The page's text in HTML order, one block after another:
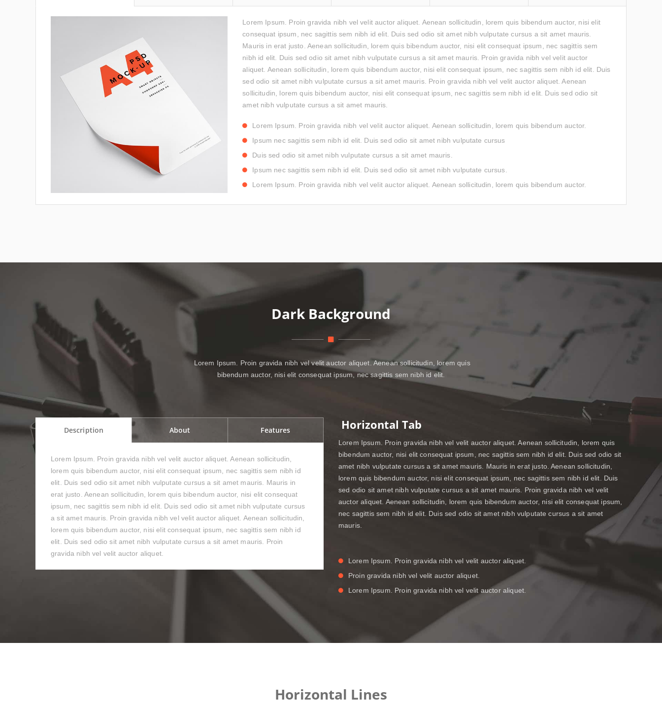
Lorem Ipsum. Proin gravida nibh vel velit auctor aliquet. Aenean sollicitudin, lorem quis bibendum auctor, nisi elit
consequat ipsum, nec sagittis sem nibh id elit. Duis sed odio sit amet nibh vulputate cursus a sit amet mauris.
Mauris in erat justo. Aenean sollicitudin, lorem quis bibendum auctor, nisi elit consequat ipsum, nec sagittis sem
nibh id elit. Duis sed odio sit amet nibh vulputate cursus a sit amet mauris. Proin gravida nibh vel velit auctor
aliquet. Aenean sollicitudin, lorem quis bibendum auctor, nisi elit consequat ipsum, nec sagittis sem nibh id elit. Duis
sed odio sit amet nibh vulputate cursus a sit amet mauris. Proin gravida nibh vel velit auctor aliquet. Aenean
sollicitudin, lorem quis bibendum auctor, nisi elit consequat ipsum, nec sagittis sem nibh id elit. Duis sed odio sit
amet nibh vulputate cursus a sit amet mauris.
Lorem Ipsum. Proin gravida nibh vel velit auctor aliquet. Aenean sollicitudin, lorem quis bibendum auctor.
Ipsum nec sagittis sem nibh id elit. Duis sed odio sit amet nibh vulputate cursus
Duis sed odio sit amet nibh vulputate cursus a sit amet mauris.
Ipsum nec sagittis sem nibh id elit. Duis sed odio sit amet nibh vulputate cursus.
Lorem Ipsum. Proin gravida nibh vel velit auctor aliquet. Aenean sollicitudin, lorem quis bibendum auctor.
Dark Background
Lorem Ipsum. Proin gravida nibh vel velit auctor aliquet. Aenean sollicitudin, lorem quis
bibendum auctor, nisi elit consequat ipsum, nec sagittis sem nibh id elit.
Description About Features
Lorem Ipsum. Proin gravida nibh vel velit auctor aliquet. Aenean sollicitudin,
lorem quis bibendum auctor, nisi elit consequat ipsum, nec sagittis sem nibh id
elit. Duis sed odio sit amet nibh vulputate cursus a sit amet mauris. Mauris in
erat justo. Aenean sollicitudin, lorem quis bibendum auctor, nisi elit consequat
ipsum, nec sagittis sem nibh id elit. Duis sed odio sit amet nibh vulputate cursus
a sit amet mauris. Proin gravida nibh vel velit auctor aliquet. Aenean sollicitudin,
lorem quis bibendum auctor, nisi elit consequat ipsum, nec sagittis sem nibh id
elit. Duis sed odio sit amet nibh vulputate cursus a sit amet mauris. Proin
gravida nibh vel velit auctor aliquet.
Horizontal Tab
Lorem Ipsum. Proin gravida nibh vel velit auctor aliquet. Aenean sollicitudin, lorem quis
bibendum auctor, nisi elit consequat ipsum, nec sagittis sem nibh id elit. Duis sed odio sit
amet nibh vulputate cursus a sit amet mauris. Mauris in erat justo. Aenean sollicitudin,
lorem quis bibendum auctor, nisi elit consequat ipsum, nec sagittis sem nibh id elit. Duis
sed odio sit amet nibh vulputate cursus a sit amet mauris. Proin gravida nibh vel velit
auctor aliquet. Aenean sollicitudin, lorem quis bibendum auctor, nisi elit consequat ipsum,
nec sagittis sem nibh id elit. Duis sed odio sit amet nibh vulputate cursus a sit amet
mauris.
Lorem Ipsum. Proin gravida nibh vel velit auctor aliquet.
Proin gravida nibh vel velit auctor aliquet.
Lorem Ipsum. Proin gravida nibh vel velit auctor aliquet.
Horizontal Lines